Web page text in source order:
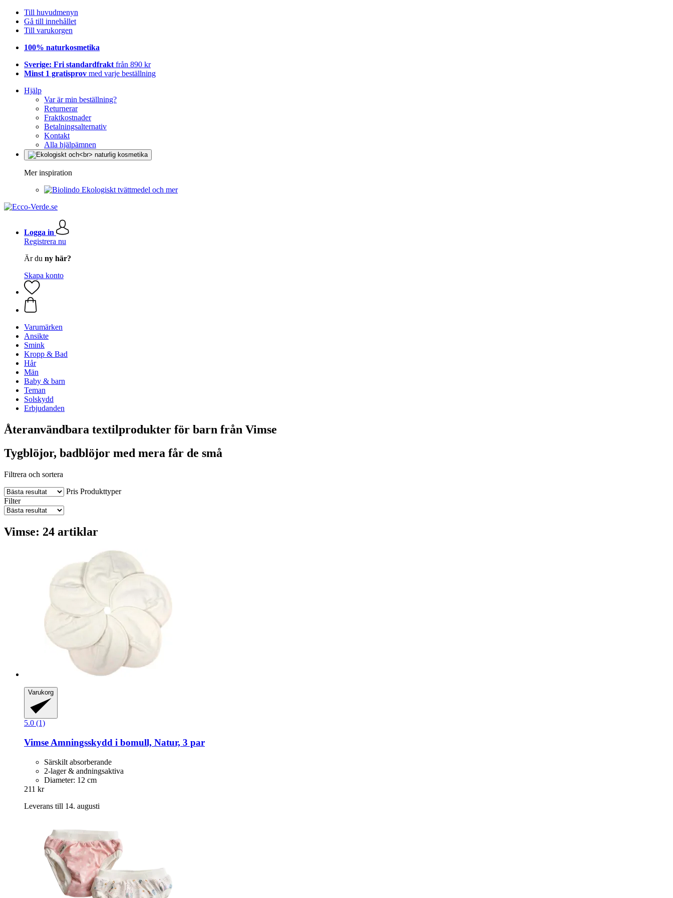
Till huvudmenyn
Gå till innehållet
Till varukorgen
100% naturkosmetika
Sverige: Fri standardfrakt från 890 kr
Minst 1 gratisprov med varje beställning
Hjälp
Var är min beställning?
Returnerar
Fraktkostnader
Betalningsalternativ
Kontakt
Alla hjälpämnen
Mer inspiration
Ekologiskt tvättmedel och mer
Logga in
Registrera nu
Är du ny här?
Skapa konto
Varumärken
Ansikte
Smink
Kropp & Bad
Hår
Män
Baby & barn
Teman
Solskydd
Erbjudanden
Återanvändbara textilprodukter för barn från Vimse
Tygblöjor, badblöjor med mera får de små
Filtrera och sortera
Pris Produkttyper
Filter
Vimse: 24 artiklar
Varukorg
5.0 (1)
Vimse Amningsskydd i bomull, Natur, 3 par
Särskilt absorberande
2-lager & andningsaktiva
Diameter: 12 cm
211 kr
Leverans till 14. augusti